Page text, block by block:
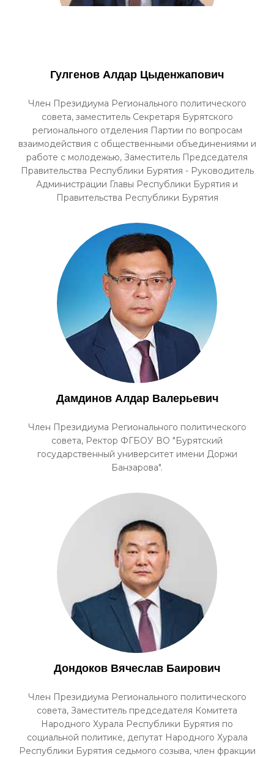
Гулгенов Алдар Цыденжапович
Член Президиума Регионального политического
совета, заместитель Секретаря Бурятского
регионального отделения Партии по вопросам
взаимодействия с общественными объединениями и
работе с молодежью, Заместитель Председателя
Правительства Республики Бурятия - Руководитель
Администрации Главы Республики Бурятия и
Правительства Республики Бурятия
Дамдинов Алдар Валерьевич
Член Президиума Регионального политического
совета, Ректор ФГБОУ ВО "Бурятский
государственный университет имени Доржи
Банзарова".
Дондоков Вячеслав Баирович
Член Президиума Регионального политического
совета, Заместитель председателя Комитета
Народного Хурала Республики Бурятия по
социальной политике, депутат Народного Хурала
Республики Бурятия седьмого созыва, член фракции